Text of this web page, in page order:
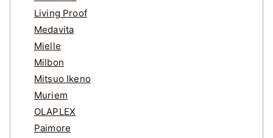
Living Proof
Medavita
Mielle
Milbon
Mitsuo Ikeno
Muriem
OLAPLEX
Paimore